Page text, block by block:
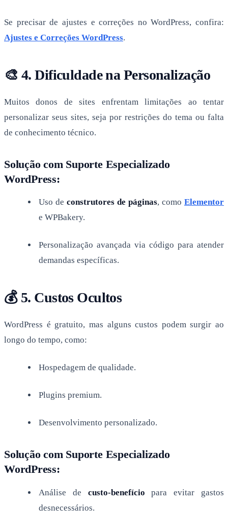
Se precisar de ajustes e correções no WordPress, confira:
Ajustes e Correções WordPress.
🎨 4. Dificuldade na Personalização
Muitos donos de sites enfrentam limitações ao tentar
personalizar seus sites, seja por restrições do tema ou falta
de conhecimento técnico.
Solução com Suporte Especializado
WordPress:
Uso de construtores de páginas, como Elementor
e WPBakery.
Personalização avançada via código para atender
demandas específicas.
💰 5. Custos Ocultos
WordPress é gratuito, mas alguns custos podem surgir ao
longo do tempo, como:
Hospedagem de qualidade.
Plugins premium.
Desenvolvimento personalizado.
Solução com Suporte Especializado
WordPress:
Análise de custo-benefício para evitar gastos
desnecessários.